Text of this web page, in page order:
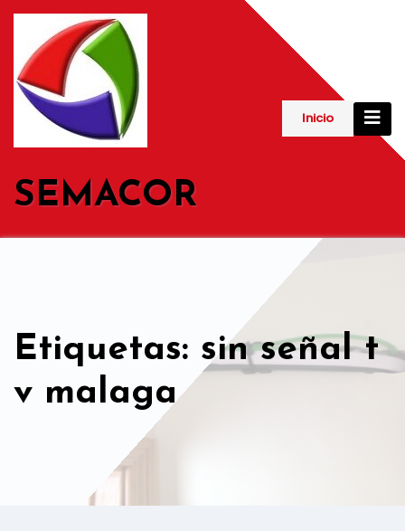
Saltar
contenido
SEMACOR
Inicio
Etiquetas: sin señal t
v malaga